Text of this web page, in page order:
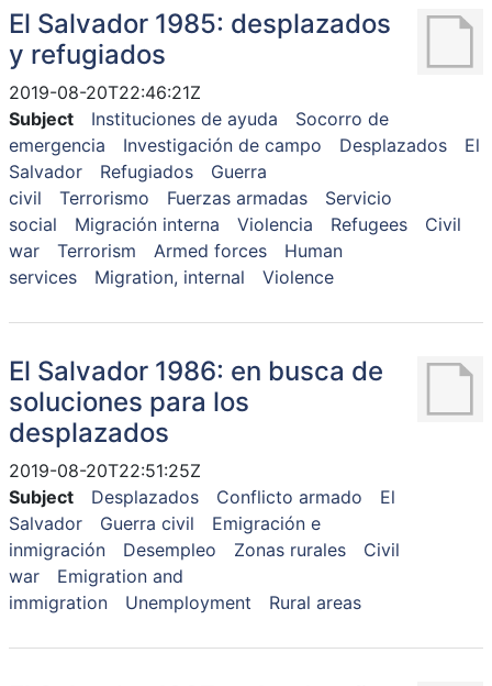
El Salvador 1985: desplazados
y refugiados
2019-08-20T22:46:21Z
Subject
Instituciones de ayuda
Socorro de
emergencia
Investigación de campo Desplazados
El
Salvador
Refugiados
Guerra
civil
Terrorismo Fuerzas armadas
Servicio
social
Migración interna Violencia Refugees
Civil
war
Terrorism Armed forces
Human
services
Migration, internal Violence
El Salvador 1986: en busca de
soluciones para los
desplazados
2019-08-20T22:51:25Z
Subject
Desplazados Conflicto armado
El
Salvador
Guerra civil
Emigración e
inmigración
Desempleo Zonas rurales
Civil
war
Emigration and
immigration
Unemployment Rural areas